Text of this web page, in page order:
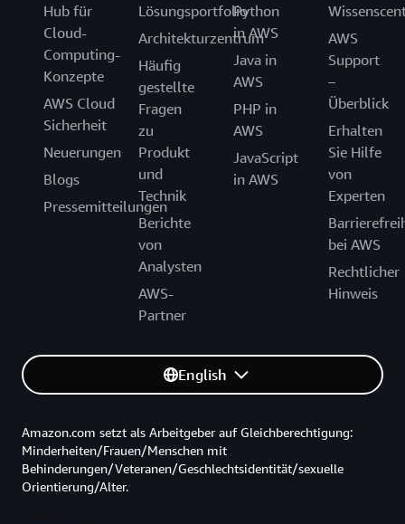
Hub für
Cloud-
Computing-
Konzepte
AWS Cloud
Sicherheit
Neuerungen
Blogs
Pressemitteilungen
Lösungsportfolio
Architekturzentrum
Häufig
gestellte
Fragen
zu
Produkt
und
Technik
Berichte
von
Analysten
AWS-
Partner
Python
in AWS
Java in
AWS
PHP in
AWS
JavaScript
in AWS
AWS
Support
–
Überblick
Erhalten
Sie Hilfe
von
Experten
bei AWS
Rechtlicher
Hinweis
English
Amazon.com setzt als Arbeitgeber auf Gleichberechtigung:
Minderheiten/Frauen/Menschen mit
Behinderungen/Veteranen/Geschlechtsidentität/sexuelle
Orientierung/Alter.